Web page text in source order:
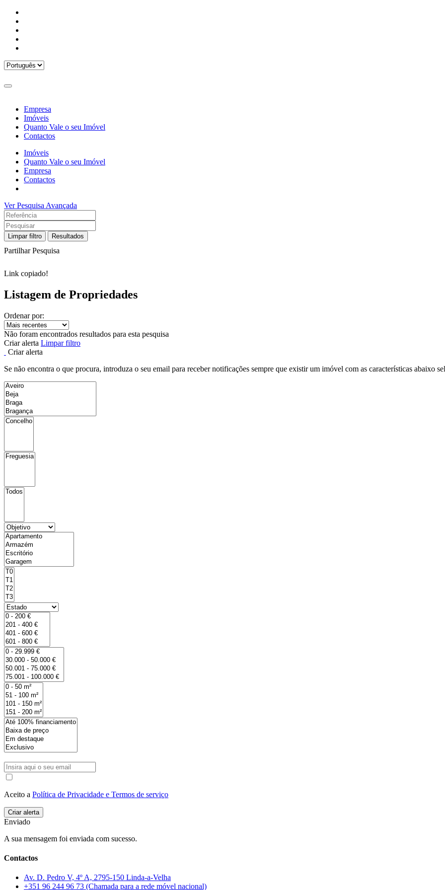
Empresa
Imóveis
Quanto Vale o seu Imóvel
Contactos
Imóveis
Quanto Vale o seu Imóvel
Empresa
Contactos
Ver Pesquisa Avançada
Limpar filtro Resultados
Partilhar Pesquisa
Link copiado!
Listagem de Propriedades
Ordenar por:
Não foram encontrados resultados para esta pesquisa
Criar alerta Limpar filtro
Criar alerta
Se não encontra o que procura, introduza o seu email para receber notificações sempre que existir um imóvel com as características abaixo
Aceito a Política de Privacidade e Termos de serviço
Enviado
A sua mensagem foi enviada com sucesso.
Contactos
Av. D. Pedro V, 4º A, 2795-150 Linda-a-Velha
+351 96 244 96 73 (Chamada para a rede móvel nacional)